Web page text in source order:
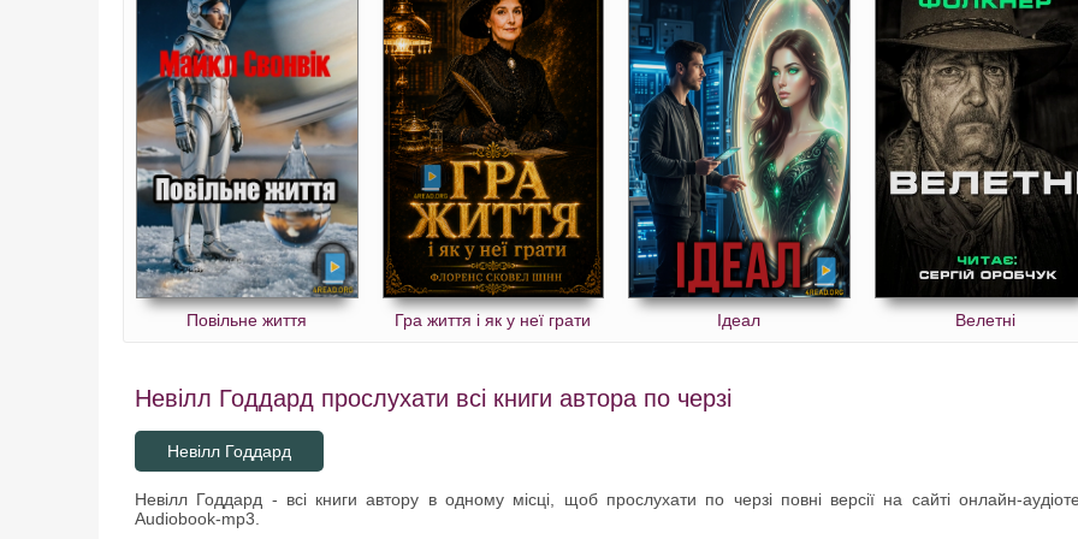
Повільне життя Гра життя і як у неї грати Ідеал Велетні
Невілл Годдард прослухати всі книги автора по черзі
Невілл Годдард
Невілл Годдард - всі книги автору в одному місці, щоб прослухати по черзі повні версії на сайті онлайн-
Audiobook-mp3.